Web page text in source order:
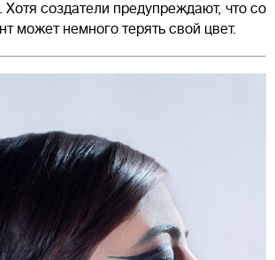
Хотя создатели предупреждают, что со
может немного терять свой цвет.